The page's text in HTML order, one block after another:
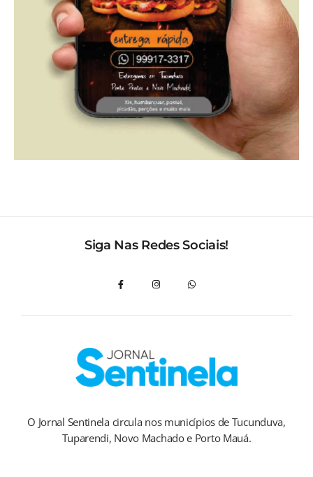
Siga Nas Redes Sociais!
O Jornal Sentinela circula nos municípios de Tucunduva,
Tuparendi, Novo Machado e Porto Mauá.